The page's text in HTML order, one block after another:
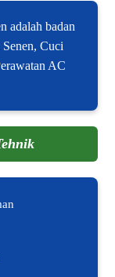
adalah badan
Cuci
AC